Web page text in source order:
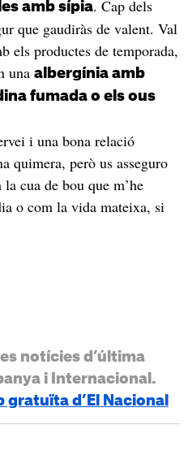
amb sípia. Cap dels
que gaudiràs de valent. Val
els productes de temporada,
una albergínia amb
fumada o els ous
i una bona relació
quimera, però us asseguro
cua de bou que m’he
o com la vida mateixa, si
notícies d’última
i Internacional.
gratuïta d’El Nacional